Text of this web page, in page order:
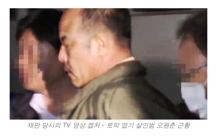
재판 당시의 TV 영상 캡처 - 토막 엽기 살인범 오원춘 근황